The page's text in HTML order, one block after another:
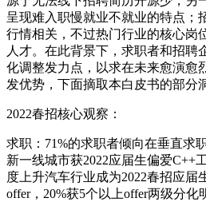
呈现难入职慢就业不就业的特点；
行情相关，不过热门行业的核心岗
人才。在此背景下，求职者和招聘
化调整发力点，以求在未来愈演愈
发优势，下面摘取本白皮书的部分
2022春招核心观察：
求职：71%的求职者倾向在垂直求
新一线城市获2022应届生偏爱C++
度上升汽车行业成为2022春招应届
offer，20%获5个以上offer两级分化